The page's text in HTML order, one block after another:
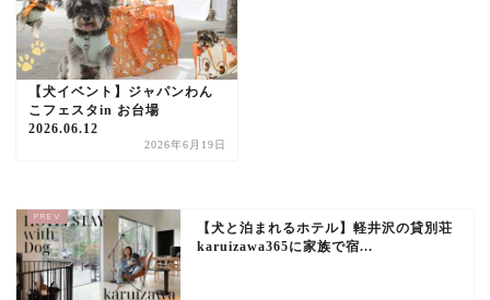
【犬イベント】ジャパンわん
こフェスタin お台場
2026.06.12
2026年6月19日
【犬と泊まれるホテル】軽井沢の貸別荘
karuizawa365に家族で宿...